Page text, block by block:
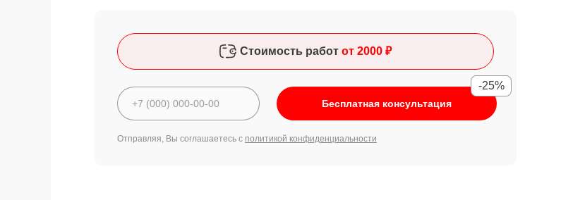
Стоимость работ от 2000 ₽
Бесплатная консультация
-25%
Отправляя, Вы соглашаетесь с политикой конфиденциальности